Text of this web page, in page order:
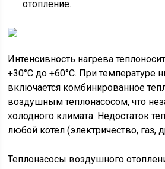
отопление.
Интенсивность нагрева
+30°С до +60°С. При температуре
включается комбинированное
воздушным теплонасосом, что
холодного климата. Недостаток
любой котел (электричество, газ,
Теплонасосы воздушного